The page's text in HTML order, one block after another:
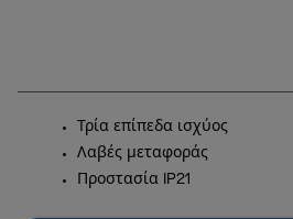
Τρία επίπεδα ισχύος
Λαβές μεταφοράς
Προστασία IP21